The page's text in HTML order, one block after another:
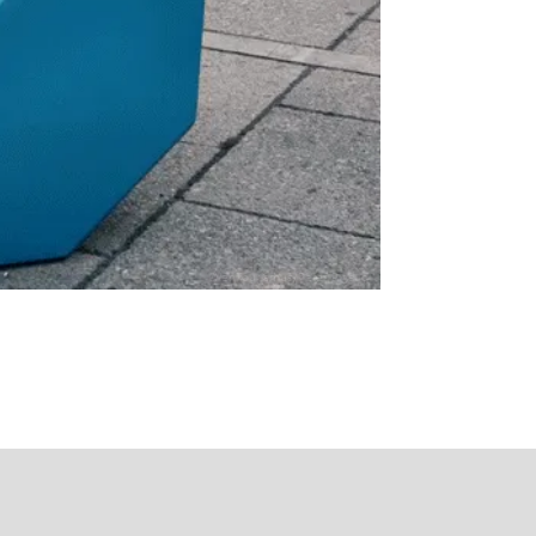
WienTourismus/Peter Rigaud